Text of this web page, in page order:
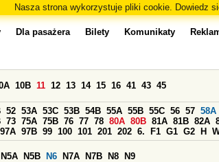
Nasza strona wykorzystuje pliki cookie. Dowiedz
Dla pasażera Bilety Komunikaty
10B 11 12 13 14 15 16 41 43 45
52 53A 53C 53B 54B 55A 55B 55C 56 57 58A
73 75A 75B 76 77 78 80A 80B 81A 81B 82A
97A 97B 99 100 101 201 202 6. F1 G1 G2 H
N5A N5B N6 N7A N7B N8 N9